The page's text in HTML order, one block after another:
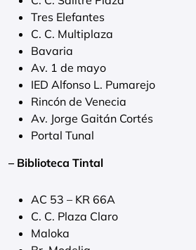
Tres Elefantes
C. C. Multiplaza
Bavaria
Av. 1 de mayo
IED Alfonso L. Pumarejo
Rincón de Venecia
Av. Jorge Gaitán Cortés
Portal Tunal
– Biblioteca Tintal
AC 53 – KR 66A
C. C. Plaza Claro
Maloka